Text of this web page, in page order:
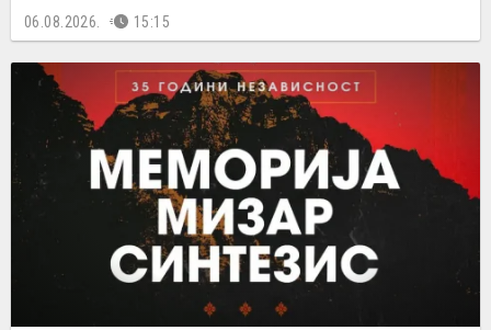
06.08.2026. 15:15